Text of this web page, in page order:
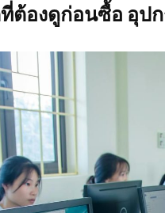
ต้องดูก่อนซื้อ อุป